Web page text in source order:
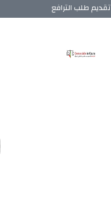
تقديم طلب الترافع